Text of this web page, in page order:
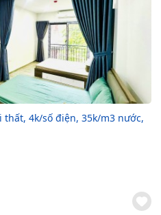
4k/số điện, 35k/m3 nước,